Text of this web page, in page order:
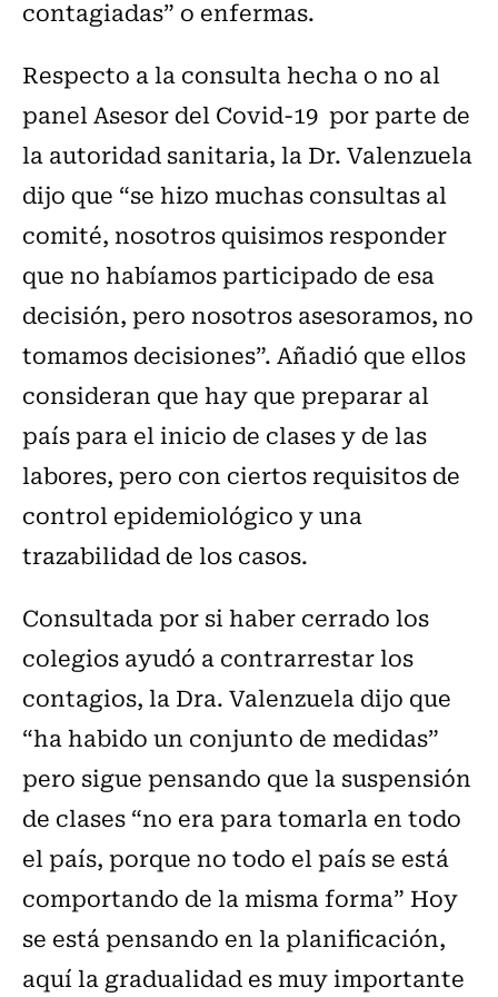
contagiadas” o enfermas.
Respecto a la consulta hecha o no al
panel Asesor del Covid-19 por parte de
la autoridad sanitaria, la Dr. Valenzuela
dijo que “se hizo muchas consultas al
comité, nosotros quisimos responder
que no habíamos participado de esa
decisión, pero nosotros asesoramos, no
tomamos decisiones”. Añadió que ellos
consideran que hay que preparar al
país para el inicio de clases y de las
labores, pero con ciertos requisitos de
control epidemiológico y una
trazabilidad de los casos.
Consultada por si haber cerrado los
colegios ayudó a contrarrestar los
contagios, la Dra. Valenzuela dijo que
“ha habido un conjunto de medidas”
pero sigue pensando que la suspensión
de clases “no era para tomarla en todo
el país, porque no todo el país se está
comportando de la misma forma” Hoy
se está pensando en la planificación,
aquí la gradualidad es muy importante